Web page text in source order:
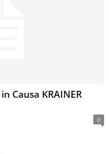
Causa KRAINER
0